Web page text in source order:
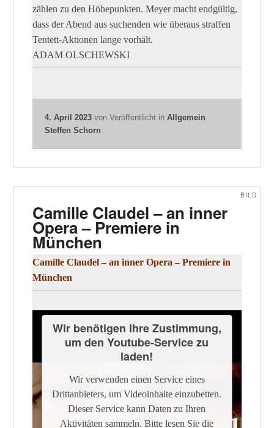
zählen zu den Höhepunkten. Meyer macht endgültig,
dass der Abend aus suchenden wie überaus straffen
Tentett-Aktionen lange vorhält.
ADAM OLSCHEWSKI
4. April 2023 von
Steffen Schorn
Veröffentlicht in Allgemein
Camille Claudel – an inner
Opera – Premiere in
München
BILD
Camille Claudel – an inner Opera – Premiere in
München
Wir benötigen Ihre Zustimmung,
um den Youtube-Service zu
laden!
Wir verwenden einen Service eines
Drittanbieters, um Videoinhalte einzubetten.
Dieser Service kann Daten zu Ihren
Aktivitäten sammeln. Bitte lesen Sie die